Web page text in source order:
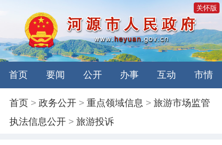
关怀版
首页 要闻 公开 办事 互动 市情
首页 >政务公开 >重点领域信息 >旅游市场监管
执法信息公开 >旅游投诉